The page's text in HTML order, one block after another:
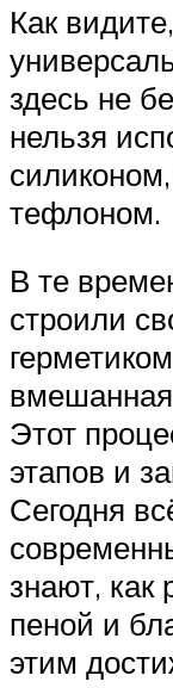
Как
здесь не
нельзя
тефлоном.
В те
строили
Этот
этапов и
Сегодня
знают, как
пеной и
этим